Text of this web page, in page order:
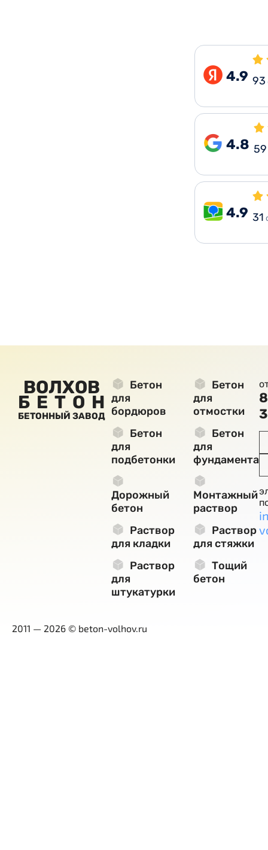
4.9 93
4.8 59
4.9 31
ВОЛХОВ
БЕТОН
БЕТОННЫЙ ЗАВОД
Бетон
для
бордюров
Бетон
для
отмостки
Бетон
для
подбетонки
Бетон
для
фундамента
Дорожный
бетон
Монтажный
раствор
Раствор
для кладки
Раствор
для стяжки
Раствор
для
штукатурки
Тощий
бетон
2011 — 2026 © beton-volhov.ru